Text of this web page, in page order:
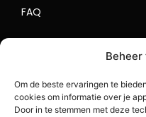
Om de beste ervaringen te
cookies om informatie over je
Door in te stemmen met deze
FAQ
Lokaal Adverteren